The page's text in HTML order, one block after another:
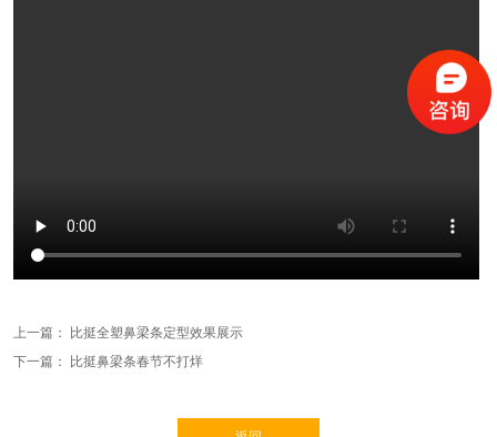
上一篇：
比挺全塑鼻梁条定型效果展示
下一篇：
比挺鼻梁条春节不打烊